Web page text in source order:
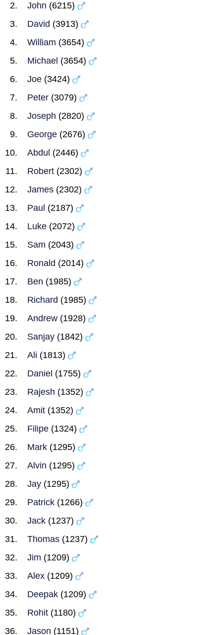
John (6215)
David (3913)
William (3654)
Michael (3654)
Joe (3424)
Peter (3079)
Joseph (2820)
George (2676)
Abdul (2446)
Robert (2302)
James (2302)
Paul (2187)
Luke (2072)
Sam (2043)
Ronald (2014)
Ben (1985)
Richard (1985)
Andrew (1928)
Sanjay (1842)
Ali (1813)
Daniel (1755)
Rajesh (1352)
Amit (1352)
Filipe (1324)
Mark (1295)
Alvin (1295)
Jay (1295)
Patrick (1266)
Jack (1237)
Thomas (1237)
Jim (1209)
Alex (1209)
Deepak (1209)
Rohit (1180)
Jason (1151)